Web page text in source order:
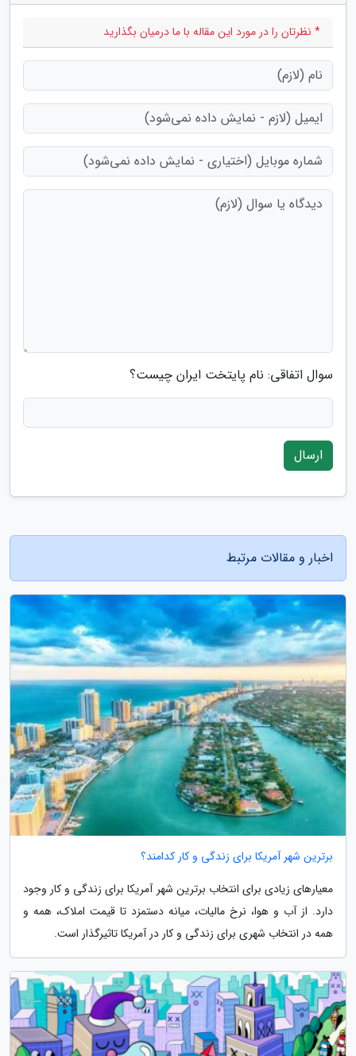
* نظرتان را در مورد این مقاله با ما درمیان بگذارید
سوال اتفاقی: نام پایتخت ایران چیست؟
ارسال
اخبار و مقالات مرتبط
برترین شهر آمریکا برای زندگی و کار کدامند؟
معیارهای زیادی برای انتخاب برترین شهر آمریکا برای زندگی و کار وجود
دارد. از آب و هوا، نرخ مالیات، میانه دستمزد تا قیمت املاک، همه و
همه در انتخاب شهری برای زندگی و کار در آمریکا تاثیرگذار است.